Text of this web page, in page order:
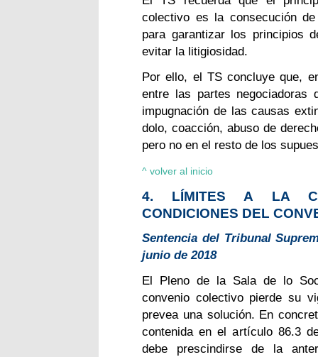
colectivo es la consecución
para garantizar los principios
evitar la litigiosidad.
Por ello, el TS concluye que,
entre las partes negociadoras
impugnación de las causas
dolo, coacción, abuso de
pero no en el resto de los
^ volver al inicio
4. LÍMITES A LA
CONDICIONES DEL
Sentencia del Tribunal
junio de 2018
El Pleno de la Sala de lo
convenio colectivo pierde su
prevea una solución. En
contenida en el artículo 86.3
debe prescindirse de la